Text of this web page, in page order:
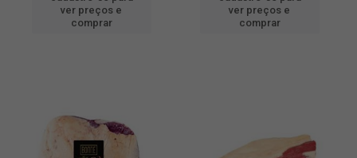
ver preços e
comprar
ver preços e
comprar